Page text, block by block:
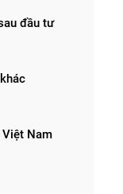
đầu tư
Việt Nam